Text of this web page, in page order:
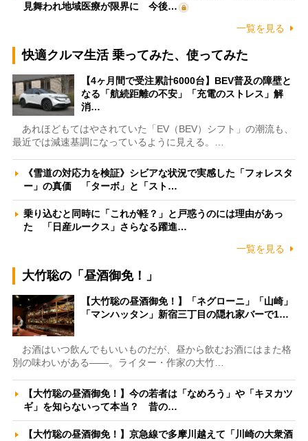
見舞われ地域医療が限界に 今後…
一覧を見る
快適クルマ生活 乗ってみた、使ってみた
【4ヶ月間で受注累計6000台】BEV普及の障壁と
なる「航続距離の不安」「充電のストレス」解
消…
あれほどもてはやされていた「EV（BEV）シフト」の潮流も、
最近では減速基調になっているように見える。…
《雪道の対応力を検証》シビアな状況で実感した「フォレスタ
ー」の真価 「ターボ」と「スト…
乗り込むと同時に「これが軽？」と戸惑うのには理由があっ
た 「日産ルークス」さらなる躍進…
一覧を見る
大竹聡の「昼酒御免！」
【大竹聡の昼酒御免！】「ネグローニ」「山崎」
「マンハッタン」新宿三丁目の隠れ家バーで1…
お酒はいつ飲んでもいいものだが、昼から飲むお酒にはまた格
別の味わいがある――。ライター・作家の大竹…
【大竹聡の昼酒御免！】今の若者は「なめろう」や「キヌカツ
ギ」を知らないって本当？ 昔の…
【大竹聡の昼酒御免！】京急線で多摩川越えて「川崎の大衆酒